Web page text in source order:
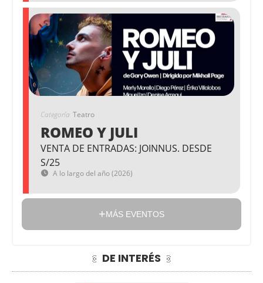
Categoría Teatro
ROMEO Y JULI
VENTA DE ENTRADAS: JOINNUS. DESDE
S/25
A lo largo del año (2026)
MÁS EVENTOS
DE INTERÉS